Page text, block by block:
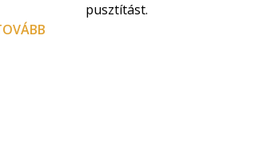
pusztítást.